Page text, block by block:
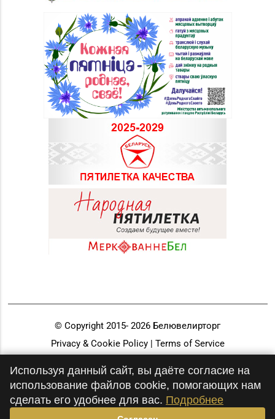
© Copyright 2015- 2026 Белювелирторг
Privacy & Cookie Policy | Terms of Service
Используя данный сайт, вы даёте согласие на
использование файлов cookie, помогающих нам
сделать его удобнее для вас. Подробнее